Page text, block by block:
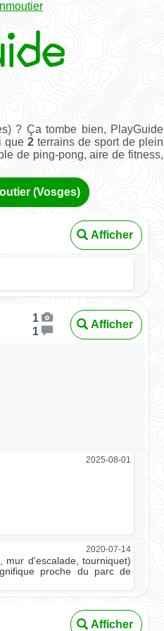
? Ça tombe bien, PlayGuide
que 2 terrains de sport de plein
de ping-pong, aire de fitness,
(Vosges)
Afficher
1
1
Afficher
2025-08-01
2020-07-14
mur d'escalade, tourniquet)
proche du parc de
Afficher